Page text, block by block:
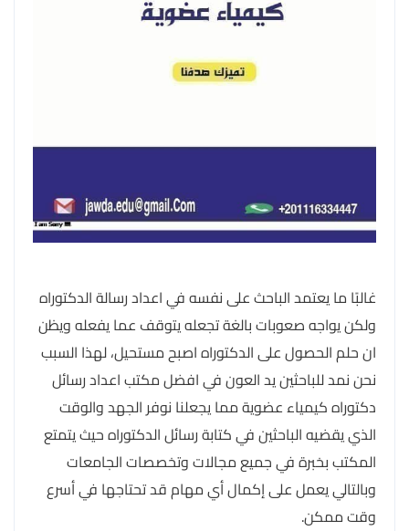
غالبًا ما يعتمد الباحث على نفسه في اعداد رسالة الدكتوراه
ولكن يواجه صعوبات بالغة تجعله يتوقف عما يفعله ويظن
ان حلم الحصول على الدكتوراه اصبح مستحيل، لهذا السبب
نحن نمد للباحثين يد العون في افضل مكتب اعداد رسائل
دكتوراه كيمياء عضوية مما يجعلنا نوفر الجهد والوقت
الذي يقضيه الباحثين في كتابة رسائل الدكتوراه حيث يتمتع
المكتب بخبرة في جميع مجالات وتخصصات الجامعات
وبالتالي يعمل على إكمال أي مهام قد تحتاجها في أسرع
وقت ممكن.